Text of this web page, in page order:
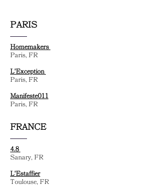
PARIS
Homemakers
Paris, FR
L'Exception
Paris, FR
Manifeste011
Paris, FR
FRANCE
4.8
Sanary, FR
L'Estaffier
Toulouse, FR